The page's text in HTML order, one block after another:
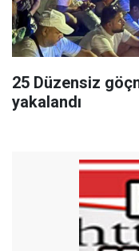
25 Düzensiz
yakalandı